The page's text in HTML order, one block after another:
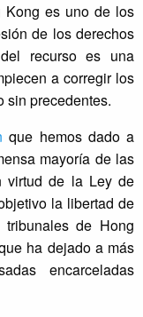
Kong es uno de los
de los derechos
recurso es una
a corregir los
sin precedentes.
que hemos dado a
mayoría de las
virtud de la Ley de
la libertad de
de Hong
ha dejado a más
encarceladas